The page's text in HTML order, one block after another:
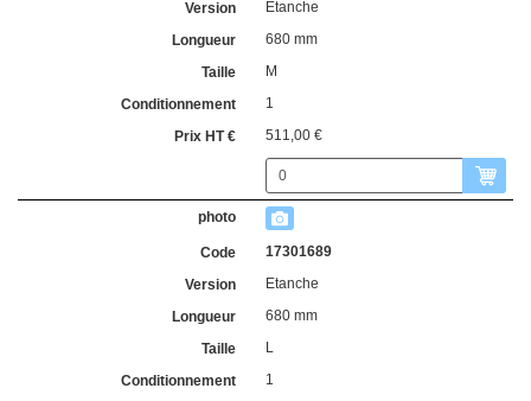
Etanche
680 mm
M
1
511,00 €
17301689
Etanche
680 mm
L
1